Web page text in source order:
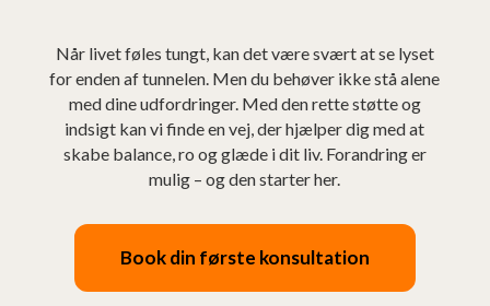
Når livet føles tungt, kan det være svært at se lyset
for enden af tunnelen. Men du behøver ikke stå alene
med dine udfordringer. Med den rette støtte og
indsigt kan vi finde en vej, der hjælper dig med at
skabe balance, ro og glæde i dit liv. Forandring er
mulig – og den starter her.
Book din første konsultation